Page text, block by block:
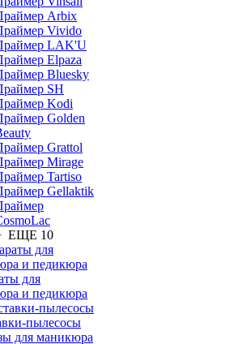
Arbix
Vivido
LAK'U
Elpaza
Bluesky
SH
Kodi
Golden
Grattol
Mirage
Tartiso
Gellaktik
ЕЩЕ 10
для
и педикюра
пылесосы